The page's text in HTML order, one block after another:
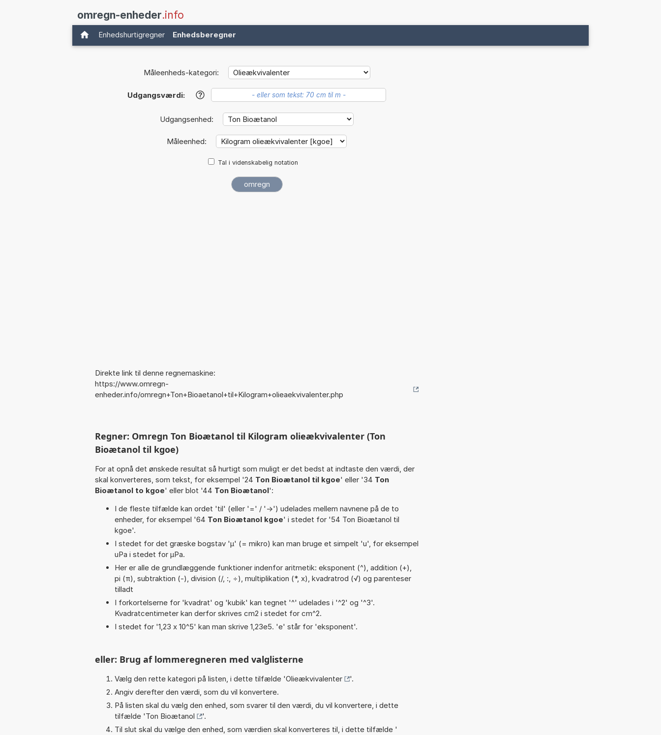
omregn-enheder.info
Enhedshurtigregner Enhedsberegner
Måleenheds-kategori:
Udgangsværdi: ?
Udgangsenhed:
Måleenhed:
Tal i videnskabelig notation
Direkte link til denne regnemaskine:
https://www.omregn-
enheder.info/omregn+Ton+Bioaetanol+til+Kilogram+olieaekvivalenter.php
Regner: Omregn Ton Bioætanol til Kilogram olieækvivalenter (Ton
Bioætanol til kgoe)
For at opnå det ønskede resultat så hurtigt som muligt er det bedst at indtaste den værdi, der
skal konverteres, som tekst, for eksempel '24 Ton Bioætanol til kgoe' eller '34 Ton
Bioætanol to kgoe' eller blot '44 Ton Bioætanol':
I de fleste tilfælde kan ordet 'til' (eller '=' / '->') udelades mellem navnene på de to
enheder, for eksempel '64 Ton Bioætanol kgoe' i stedet for '54 Ton Bioætanol til
kgoe'.
I stedet for det græske bogstav 'µ' (= mikro) kan man bruge et simpelt 'u', for eksempel
uPa i stedet for µPa.
Her er alle de grundlæggende funktioner indenfor aritmetik: eksponent (^), addition (+),
pi (π), subtraktion (-), division (/, :, ÷), multiplikation (*, x), kvadratrod (√) og parenteser
tilladt
I forkortelserne for 'kvadrat' og 'kubik' kan tegnet '^' udelades i '^2' og '^3'.
Kvadratcentimeter kan derfor skrives cm2 i stedet for cm^2.
I stedet for '1,23 x 10^5' kan man skrive 1,23e5. 'e' står for 'eksponent'.
eller: Brug af lommeregneren med valglisterne
Vælg den rette kategori på listen, i dette tilfælde 'Olieækvivalenter
'.
Angiv derefter den værdi, som du vil konvertere.
På listen skal du vælg den enhed, som svarer til den værdi, du vil konvertere, i dette
tilfælde 'Ton Bioætanol
'.
Til slut skal du vælge den enhed, som værdien skal konverteres til, i dette tilfælde '